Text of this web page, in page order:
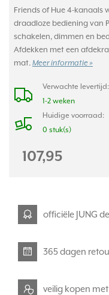
Friends of Hue 4-kanaals
draadloze bediening van
schakelen, dimmen en
Afdekken met een
mat. Meer informatie »
Verwachte levertijd:
1-2 weken
Huidige voorraad:
0 stuk(s)
107,95
officiële JUNG
365 dagen
veilig kopen